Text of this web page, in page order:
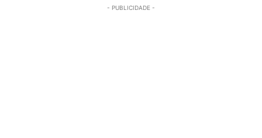
- PUBLICIDADE -